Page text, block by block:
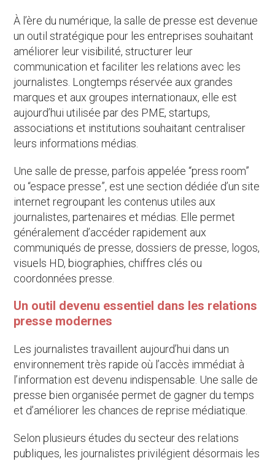
À l’ère du numérique, la salle de presse est devenue
un outil stratégique pour les entreprises souhaitant
améliorer leur visibilité, structurer leur
communication et faciliter les relations avec les
journalistes. Longtemps réservée aux grandes
marques et aux groupes internationaux, elle est
aujourd’hui utilisée par des PME, startups,
associations et institutions souhaitant centraliser
leurs informations médias.
Une salle de presse, parfois appelée “press room”
ou “espace presse”, est une section dédiée d’un site
internet regroupant les contenus utiles aux
journalistes, partenaires et médias. Elle permet
généralement d’accéder rapidement aux
communiqués de presse, dossiers de presse, logos,
visuels HD, biographies, chiffres clés ou
coordonnées presse.
Un outil devenu essentiel dans les relations
presse modernes
Les journalistes travaillent aujourd’hui dans un
environnement très rapide où l’accès immédiat à
l’information est devenu indispensable. Une salle de
presse bien organisée permet de gagner du temps
et d’améliorer les chances de reprise médiatique.
Selon plusieurs études du secteur des relations
publiques, les journalistes privilégient désormais les